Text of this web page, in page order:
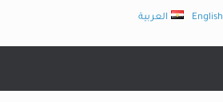
العربية English